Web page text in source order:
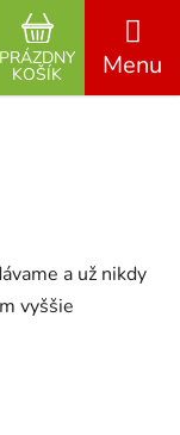
NÁKUPNÝ
PRÁZDNY
KOŠÍK
a už nikdy
vyššie